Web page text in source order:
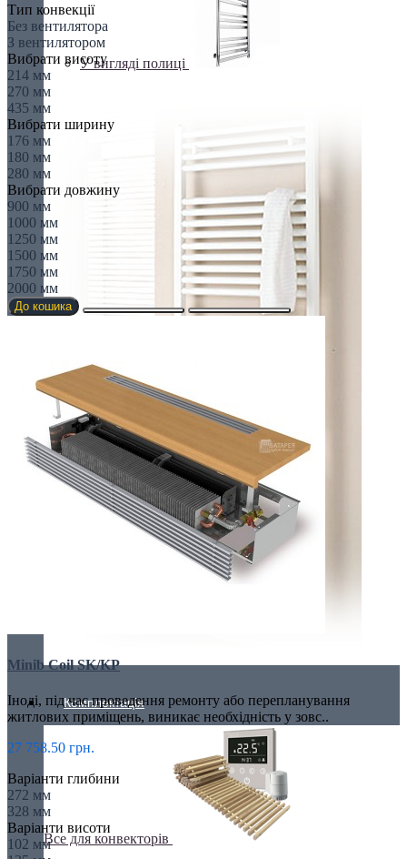
У вигляді полиці
Комплектація
Все для конвекторів
Тип конвекції
Без вентилятора
З вентилятором
Вибрати висоту
214 мм
270 мм
435 мм
Вибрати ширину
176 мм
180 мм
280 мм
Вибрати довжину
900 мм
1000 мм
1250 мм
1500 мм
1750 мм
2000 мм
До кошика
Minib Coil SK/KP
Іноді, під час проведення ремонту або перепланування
житлових приміщень, виникає необхідність у зовс..
27 758.50 грн.
Варіанти глибини
272 мм
328 мм
Варіанти висоти
102 мм